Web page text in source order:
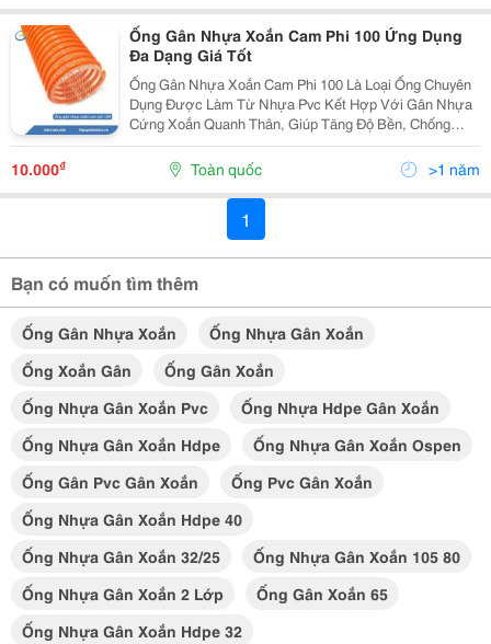
Ống Gân Nhựa Xoắn Cam Phi 100 Ứng Dụng
Đa Dạng Giá Tốt
Ống Gân Nhựa Xoắn Cam Phi 100 Là Loại Ống Chuyên
Dụng Được Làm Từ Nhựa Pvc Kết Hợp Với Gân Nhựa
Cứng Xoắn Quanh Thân, Giúp Tăng Độ Bền, Chống
Móp Méo Và Chịu Lực Tốt. Đây Là Sản Phẩm Được Sử
Dụng Phổ Biến Trong Các Ngành Công Nghiệp, Nông
Nghiệp Và X
10.000₫ Toàn quốc >1 năm
1
Bạn có muốn tìm thêm
Ống Gân Nhựa Xoắn
Ống Nhựa Gân Xoắn
Ống Xoắn Gân
Ống Gân Xoắn
Ống Nhựa Gân Xoắn Pvc
Ống Nhựa Hdpe Gân Xoắn
Ống Nhựa Gân Xoắn Hdpe
Ống Nhựa Gân Xoắn Ospen
Ống Gân Pvc Gân Xoắn
Ống Pvc Gân Xoắn
Ống Nhựa Gân Xoắn Hdpe 40
Ống Nhựa Gân Xoắn 32/25
Ống Nhựa Gân Xoắn 105 80
Ống Nhựa Gân Xoắn 2 Lớp
Ống Gân Xoắn 65
Ống Nhựa Gân Xoắn Hdpe 32